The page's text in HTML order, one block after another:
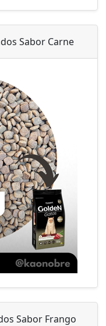
Sabor Carne
Sabor Frango